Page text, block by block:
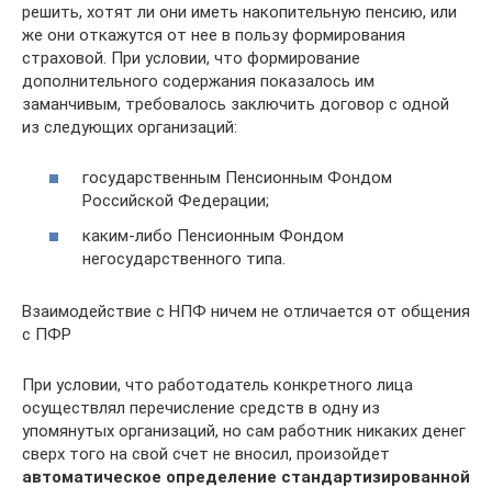
решить, хотят ли они иметь накопительную пенсию, или
же они откажутся от нее в пользу формирования
страховой. При условии, что формирование
дополнительного содержания показалось им
заманчивым, требовалось заключить договор с одной
из следующих организаций:
государственным Пенсионным Фондом
Российской Федерации;
каким-либо Пенсионным Фондом
негосударственного типа.
Взаимодействие с НПФ ничем не отличается от общения
с ПФР
При условии, что работодатель конкретного лица
осуществлял перечисление средств в одну из
упомянутых организаций, но сам работник никаких денег
сверх того на свой счет не вносил, произойдет
автоматическое определение стандартизированной